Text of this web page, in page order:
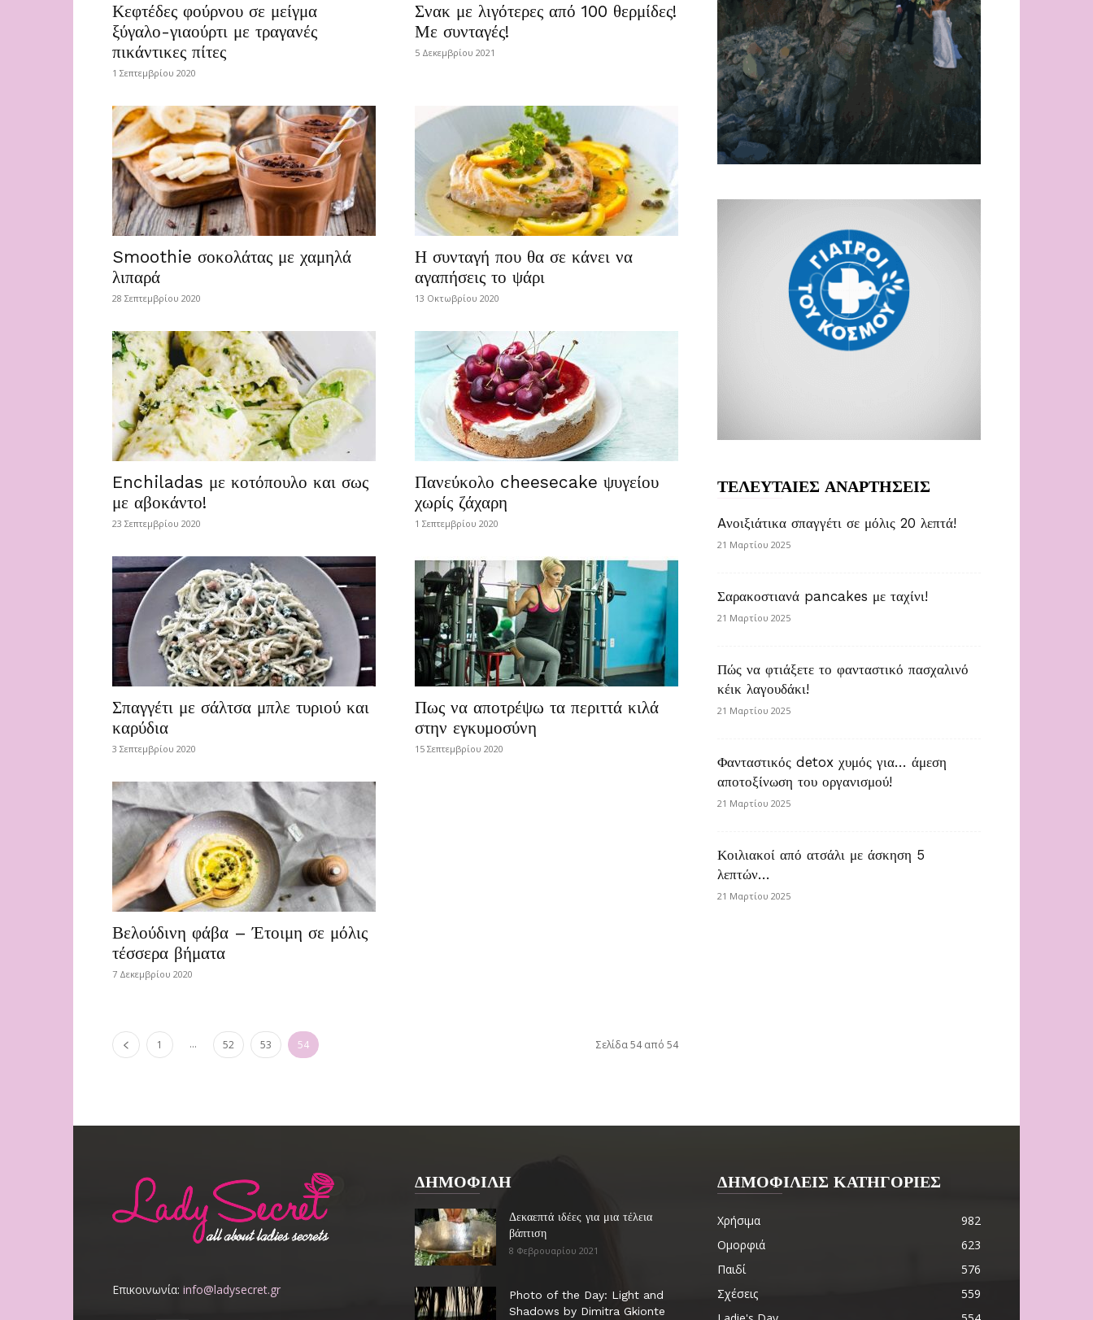
Κεφτέδες φούρνου σε μείγμα
ξύγαλο-γιαούρτι με τραγανές
πικάντικες πίτες
1 Σεπτεμβρίου 2020
Σνακ με λιγότερες από 100 θερμίδες!
Με συνταγές!
5 Δεκεμβρίου 2021
Smoothie σοκολάτας με χαμηλά
λιπαρά
28 Σεπτεμβρίου 2020
Η συνταγή που θα σε κάνει να
αγαπήσεις το ψάρι
13 Οκτωβρίου 2020
Enchiladas με κοτόπουλο και σως
με αβοκάντο!
23 Σεπτεμβρίου 2020
Πανεύκολο cheesecake ψυγείου
χωρίς ζάχαρη
1 Σεπτεμβρίου 2020
Σπαγγέτι με σάλτσα μπλε τυριού και
καρύδια
3 Σεπτεμβρίου 2020
Πως να αποτρέψω τα περιττά κιλά
στην εγκυμοσύνη
15 Σεπτεμβρίου 2020
Βελούδινη φάβα – Έτοιμη σε μόλις
τέσσερα βήματα
7 Δεκεμβρίου 2020
1 ... 52 53 54 Σελίδα 54 από 54
ΤΕΛΕΥΤΑΙΕΣ ΑΝΑΡΤΗΣΕΙΣ
Aνοιξιάτικα σπαγγέτι σε μόλις 20 λεπτά!
21 Μαρτίου 2025
Σαρακοστιανά pancakes με ταχίνι!
21 Μαρτίου 2025
Πώς να φτιάξετε το φανταστικό πασχαλινό
κέικ λαγουδάκι!
21 Μαρτίου 2025
Φανταστικός detox χυμός για… άμεση
αποτοξίνωση του οργανισμού!
21 Μαρτίου 2025
Κοιλιακοί από ατσάλι με άσκηση 5
λεπτών…
21 Μαρτίου 2025
Επικοινωνία: info@ladysecret.gr
ΔΗΜΟΦΙΛΗ
Δεκαεπτά ιδέες για μια τέλεια
βάπτιση
8 Φεβρουαρίου 2021
Photo of the Day: Light and
Shadows by Dimitra Gkionte
ΔΗΜΟΦΙΛΕΙΣ ΚΑΤΗΓΟΡΙΕΣ
Χρήσιμα
982
Ομορφιά
623
Παιδί
576
Σχέσεις
559